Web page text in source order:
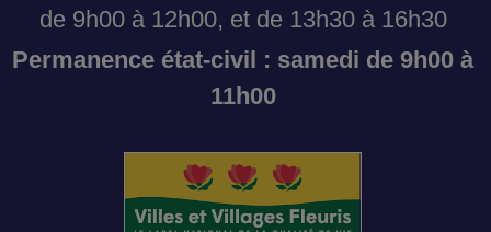
de 9h00 à 12h00, et de 13h30 à 16h30
Permanence état-civil : samedi de 9h00 à
11h00